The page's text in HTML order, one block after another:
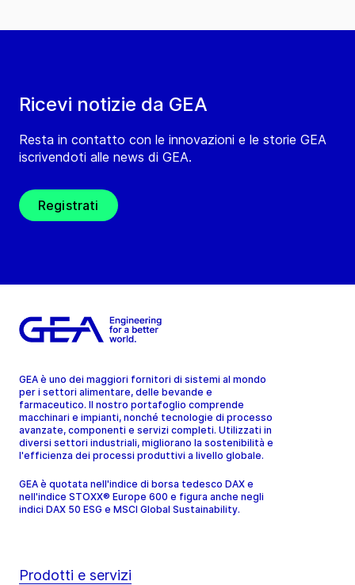
Ricevi notizie da GEA
Resta in contatto con le innovazioni e le storie GEA
iscrivendoti alle news di GEA.
Registrati
GEA è uno dei maggiori fornitori di sistemi al mondo
per i settori alimentare, delle bevande e
farmaceutico. Il nostro portafoglio comprende
macchinari e impianti, nonché tecnologie di processo
avanzate, componenti e servizi completi. Utilizzati in
diversi settori industriali, migliorano la sostenibilità e
l'efficienza dei processi produttivi a livello globale.
GEA è quotata nell'indice di borsa tedesco DAX e
nell'indice STOXX® Europe 600 e figura anche negli
indici DAX 50 ESG e MSCI Global Sustainability.
Prodotti e servizi